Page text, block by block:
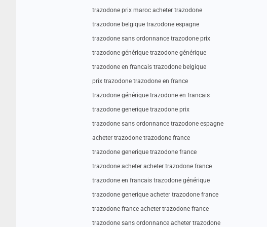
trazodone prix maroc acheter trazodone
trazodone belgique trazodone espagne
trazodone sans ordonnance trazodone prix
trazodone générique trazodone générique
trazodone en francais trazodone belgique
prix trazodone trazodone en france
trazodone générique trazodone en francais
trazodone generique trazodone prix
trazodone sans ordonnance trazodone espagne
acheter trazodone trazodone france
trazodone generique trazodone france
trazodone acheter acheter trazodone france
trazodone en francais trazodone générique
trazodone generique acheter trazodone france
trazodone france acheter trazodone france
trazodone sans ordonnance acheter trazodone